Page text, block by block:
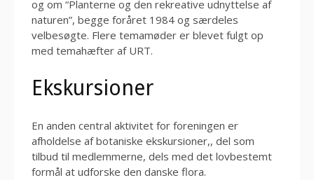
og om “Planterne og den rekreative udnyttelse af
naturen”, begge foråret 1984 og særdeles
velbesøgte. Flere temamøder er blevet fulgt op
med temahæfter af URT.
Ekskursioner
En anden central aktivitet for foreningen er
afholdelse af botaniske ekskursioner,, del som
tilbud til medlemmerne, dels med det lovbestemt
formål at udforske den danske flora.